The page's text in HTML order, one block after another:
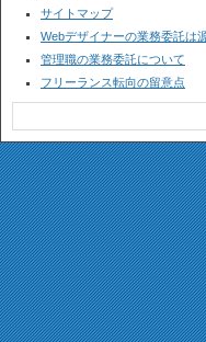
サイトマップ
Webデザイナーの業務委託は
管理職の業務委託について
フリーランス転向の留意点